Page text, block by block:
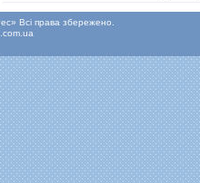
Всі права збережено.